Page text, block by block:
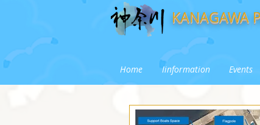
KANAGAWA
Home Iinformation Events